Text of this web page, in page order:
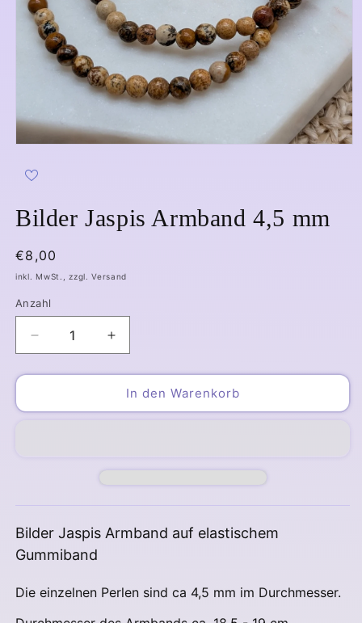
Bilder Jaspis Armband 4,5 mm
Normaler
Preis
€8,00
inkl. MwSt., zzgl. Versand
Anzahl
Verringere
die
Menge
Bilder
Erhöhe
die
Menge
Bilder
In den Warenkorb
Bilder Jaspis Armband auf elastischem
Gummiband
Die einzelnen Perlen sind ca 4,5 mm im Durchmesser.